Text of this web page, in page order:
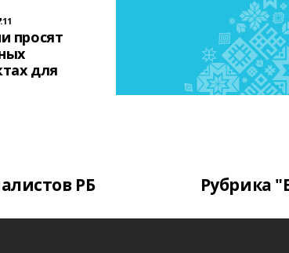
просят
для
РБ Рубрика